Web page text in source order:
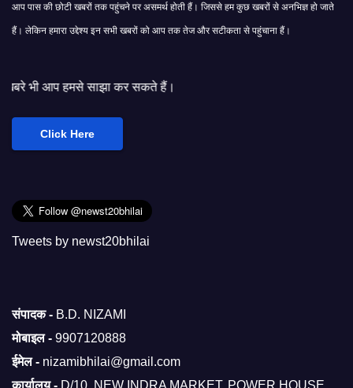
आप पास की छोटी खबरों तक पहुंचने पर असमर्थ होती हैं। जिससे हम कुछ खबरों से अनभिज्ञ हो जाते
हैं। लेकिन हमारा उद्देश्य इन सभी खबरों को आप तक तेज और सटीकता से पहुंचाना हैं।
कर सकते हैं।
Click Here
Tweets by newst20bhilai
संपादक - B.D. NIZAMI
मोबाइल - 9907120888
ईमेल - nizamibhilai@gmail.com
कार्यालय - D/10, NEW INDRA MARKET, POWER HOUSE,